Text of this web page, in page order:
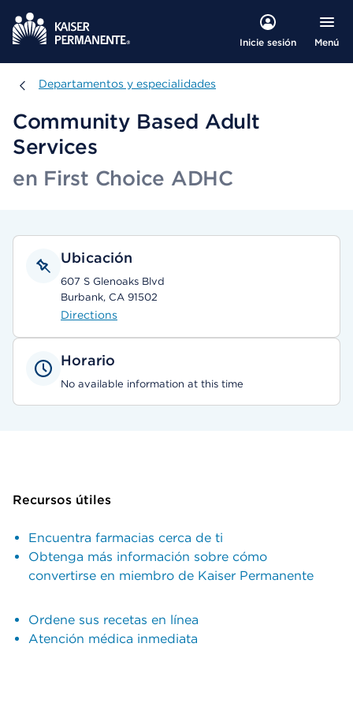
Inicie sesión Menú
Departamentos y especialidades
Departamentos y especialidades
Community Based Adult
Services
en First Choice ADHC
Ubicación
607 S Glenoaks Blvd
Burbank, CA 91502
Directions
Horario
No available information at this time
Recursos útiles
Encuentra farmacias cerca de ti
Obtenga más información sobre cómo
convertirse en miembro de Kaiser Permanente
Ordene sus recetas en línea
Atención médica inmediata